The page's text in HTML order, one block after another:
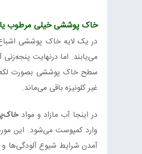
خاک‌ پوششی خیلی مرطوب یا
در یک لایه خاک‌ پوششی
می‌یابند. اما درنهایت پنجه‌زنی
سطح خاک‌ پوششی بصورت
غیر کلونیزه باقی می‌ماند.
در اینجا آب مازاد و مواد
وارد کمپوست می‌شود. این
آمدن شرایط شیوع آلودگی‌ها